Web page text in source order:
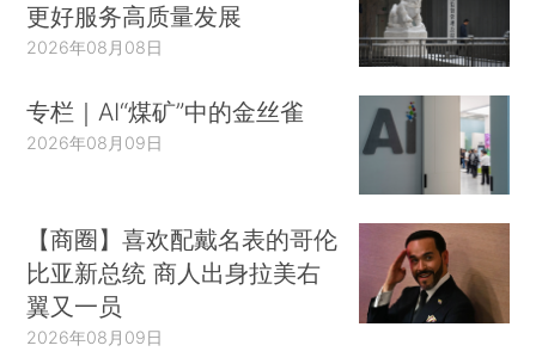
更好服务高质量发展
2026年08月08日
专栏｜AI“煤矿”中的金丝雀
2026年08月09日
【商圈】喜欢配戴名表的哥伦
比亚新总统 商人出身拉美右
翼又一员
2026年08月09日